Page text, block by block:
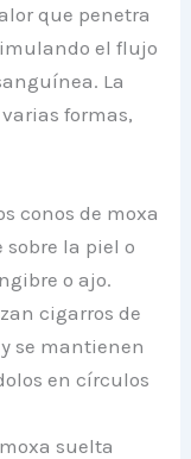
que penetra
el flujo
La
formas,
conos de moxa
la piel o
o ajo.
cigarros de
se mantienen
en círculos
suelta